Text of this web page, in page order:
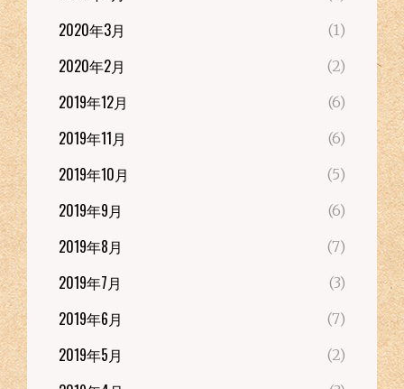
2020年3月 (1)
2020年2月 (2)
2019年12月 (6)
2019年11月 (6)
2019年10月 (5)
2019年9月 (6)
2019年8月 (7)
2019年7月 (3)
2019年6月 (7)
2019年5月 (2)